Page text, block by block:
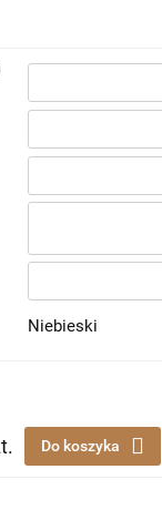
Niebieski
Do koszyka